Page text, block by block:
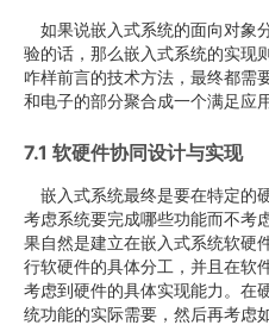
如果说嵌入式系统的面向对象
验的话，那么嵌入式系统的实现
咋样前言的技术方法，最终都需
和电子的部分聚合成一个满足应
7.1 软硬件协同设计与实现
嵌入式系统最终是要在特定的
考虑系统要完成哪些功能而不考
果自然是建立在嵌入式系统软硬
行软硬件的具体分工，并且在软
考虑到硬件的具体实现能力。在
统功能的实际需要，然后再考虑